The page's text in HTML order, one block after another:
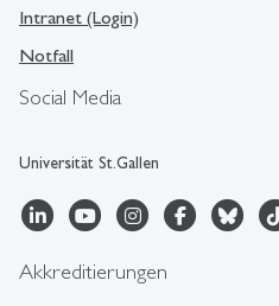
Social Media
Universität St.Gallen
Intranet (Login)
Notfall
Akkreditierungen